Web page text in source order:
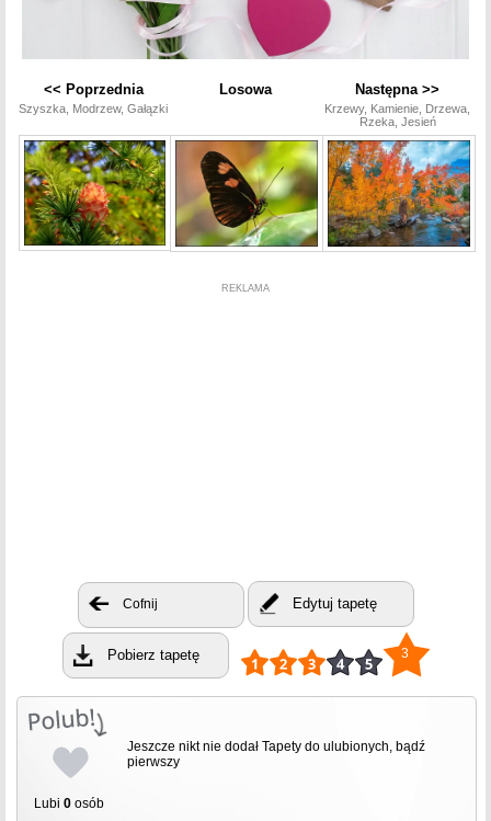
<< Poprzednia
Szyszka, Modrzew, Gałązki
Losowa Następna >>
Krzewy, Kamienie, Drzewa,
Rzeka, Jesień
REKLAMA
Cofnij Edytuj tapetę
Pobierz tapetę 3
Lubi 0 osób
Jeszcze nikt nie dodał Tapety do ulubionych, bądź
pierwszy